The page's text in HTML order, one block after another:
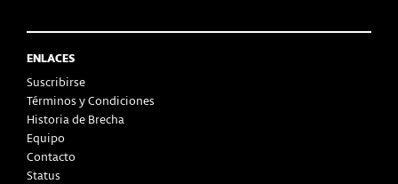
ENLACES
Suscribirse
Términos y Condiciones
Historia de Brecha
Equipo
Contacto
Status